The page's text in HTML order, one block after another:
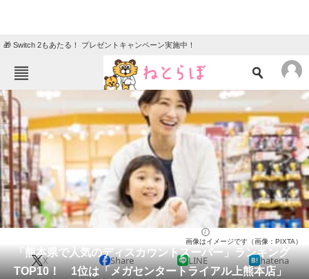
🎁 Switch 2もあたる！ プレゼントキャンペーン実施中！
ねとらぼメニュー
TOP ニュース
エンタメ クイズ
グルメ 地域
住まい 教育・育児
動物 リサーチ
会員記事
「熊本県で人気のディスカウントスーパー」ランキング
TOP10！ 1位は「メガセンタートライアル上熊本店」
画像はイメージです（画像：PIXTA）
X Share LINE hatena